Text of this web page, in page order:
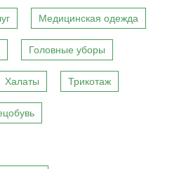
Медицинская одежда
Головные уборы
Халаты Трикотаж